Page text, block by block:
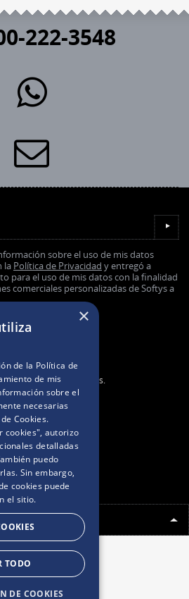
222-3548
sobre el uso de mis datos
la Política de Privacidad y entregó a
para el uso de mis datos con la finalidad
comerciales personalizadas de Softys a
▼
los derechos reservados.
Y CONDICIONES
DE PRIVACIDAD
DE COOKIES
×
de la Política de
de mis
sobre el
necesarias
Cookies.
cookies", autorizo
detalladas
puedo
Sin embargo,
cookies puede
el sitio.
TODO
DE COOKIES